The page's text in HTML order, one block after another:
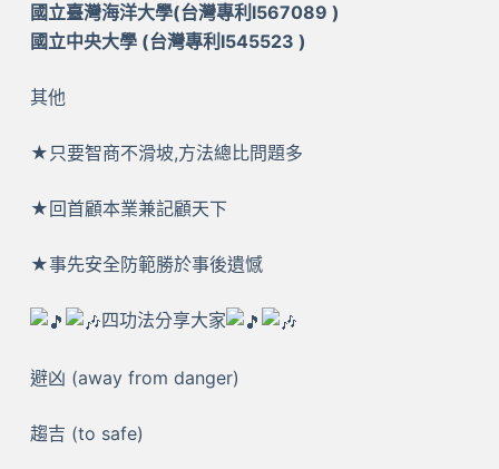
國立臺灣海洋大學(台灣專利I567089 )
國立中央大學 (台灣專利I545523 )
其他
★只要智商不滑坡,方法總比問題多
★回首顧本業兼記顧天下
★事先安全防範勝於事後遺憾
四功法分享大家
避凶 (away from danger)
趨吉 (to safe)